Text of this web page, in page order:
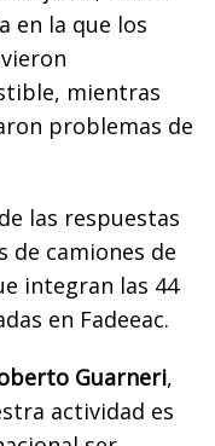
en la que los
mientras
problemas de
las respuestas
de camiones de
integran las 44
en Fadeeac.
Guarneri,
actividad es